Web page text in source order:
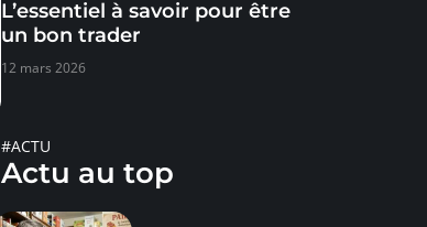
L’essentiel à savoir pour être
un bon trader
12 mars 2026
#ACTU
Actu au top